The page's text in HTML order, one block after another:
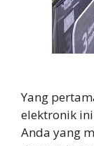
Yang
elektronik
Anda yang